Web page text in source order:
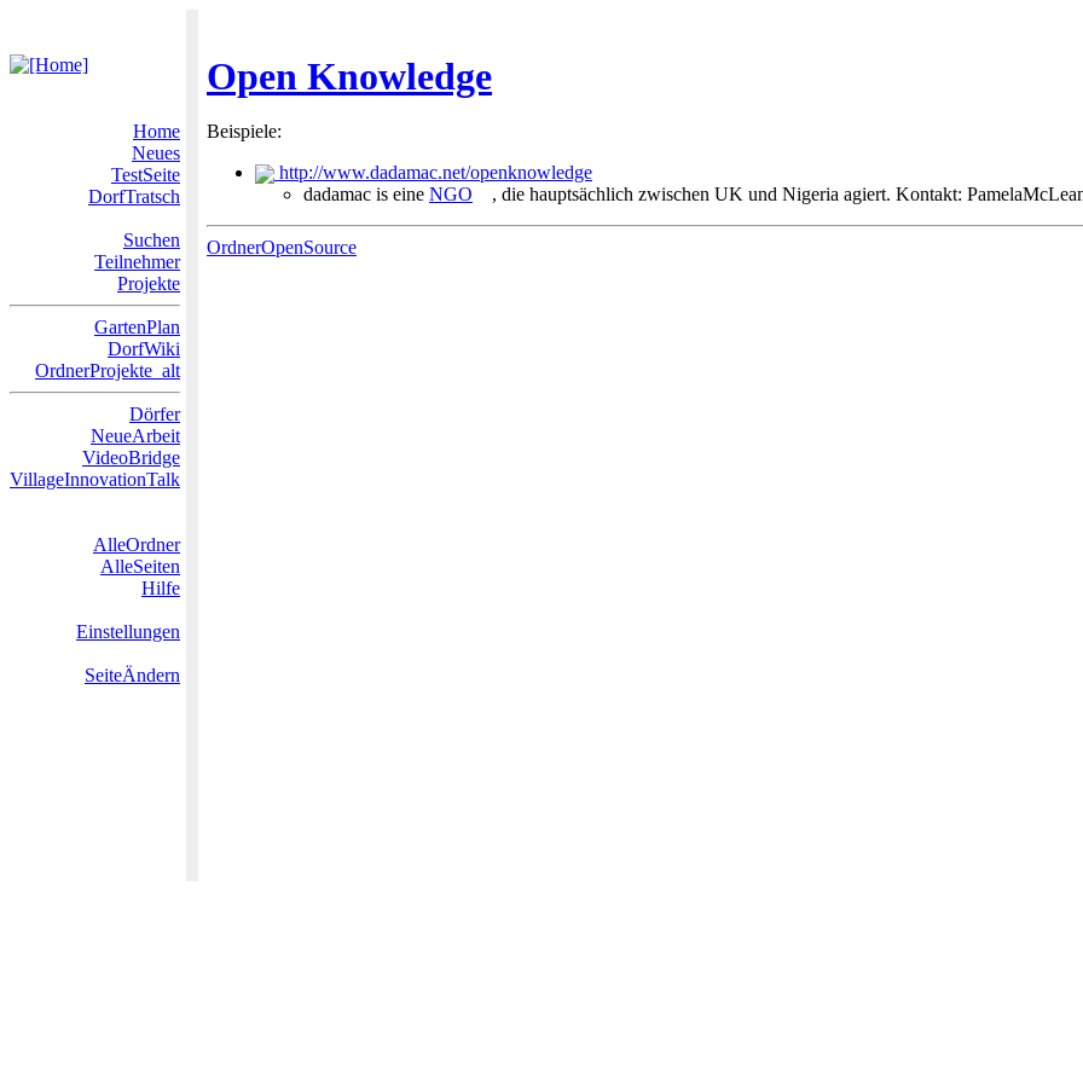
Open Knowledge
Home
Neues
TestSeite
DorfTratsch
Suchen
Teilnehmer
Projekte
GartenPlan
DorfWiki
OrdnerProjekte_alt
Dörfer
NeueArbeit
VideoBridge
VillageInnovationTalk
AlleOrdner
AlleSeiten
Hilfe
Einstellungen
SeiteÄndern
Beispiele:
http://www.dadamac.net/openknowledge
dadamac is eine NGO , die hauptsächlich zwischen UK und Nigeria agiert. Kontakt:
OrdnerOpenSource